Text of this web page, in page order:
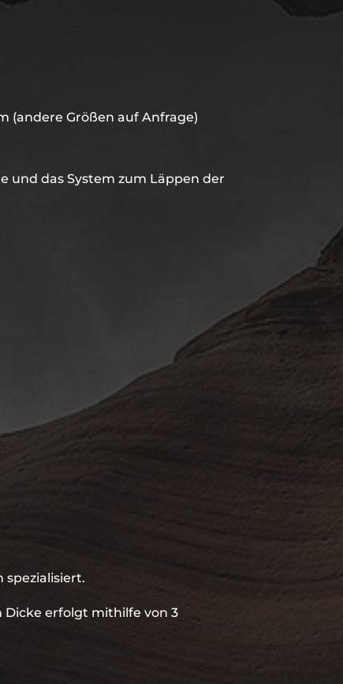
(andere Größen auf Anfrage)
und das System zum Läppen der
spezialisiert.
Dicke erfolgt mithilfe von 3